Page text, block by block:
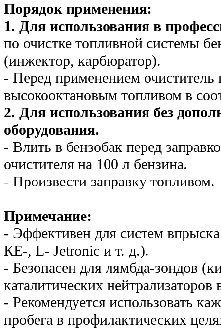
Порядок применения:
1. Для использования в
по очистке топливной системы
(инжектор, карбюратор).
- Перед применением
высокооктановым топливом в
2. Для использования без
оборудования.
- Влить в бензобак перед
очистителя на 100 л бензина.
- Произвести заправку топливом.
Примечание:
- Эффективен для систем
КЕ-, L- Jetronic и т. д.).
- Безопасен для лямбда-зондов
каталитических
- Рекомендуется использовать
пробега в профилактических